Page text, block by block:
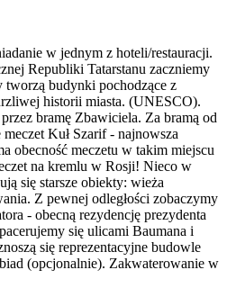
w jednym z hoteli/restauracji.
Republiki Tatarstanu zaczniemy
budynki pochodzące z
historii miasta. (UNESCO).
bramę Zbawiciela. Za bramą od
Kuł Szarif - najnowsza
obecność meczetu w takim miejscu
na kremlu w Rosji! Nieco w
się starsze obiekty: wieża
Z pewnej odległości zobaczymy
- obecną rezydencję prezydenta
się ulicami Baumana i
się reprezentacyjne budowle
(opcjonalnie). Zakwaterowanie w